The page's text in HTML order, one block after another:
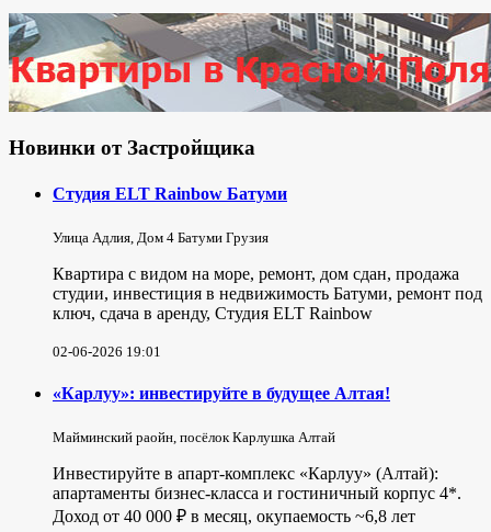
Новинки от Застройщика
Студия ELT Rainbow Батуми
Улица Адлия, Дом 4 Батуми Грузия
Квартира с видом на море, ремонт, дом сдан, продажа
студии, инвестиция в недвижимость Батуми, ремонт под
ключ, сдача в аренду, Студия ELT Rainbow
02-06-2026 19:01
«Карлуу»: инвестируйте в будущее Алтая!
Майминский раойн, посёлок Карлушка Алтай
Инвестируйте в апарт-комплекс «Карлуу» (Алтай):
апартаменты бизнес-класса и гостиничный корпус 4*.
Доход от 40 000 ₽ в месяц, окупаемость ~6,8 лет